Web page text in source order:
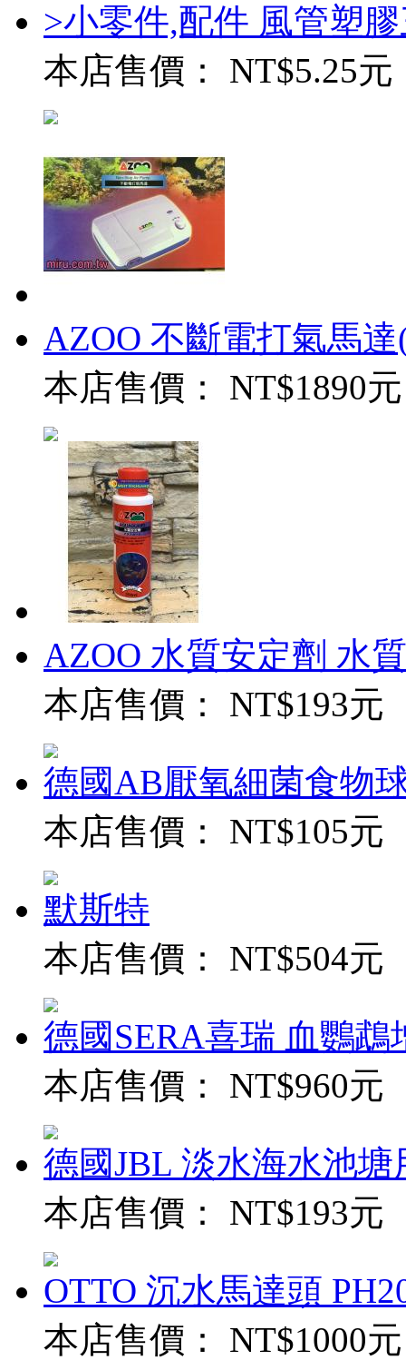
>小零件,配件 風管塑
本店售價： NT$5.25元
AZOO 不斷電打氣馬
本店售價： NT$1890元
AZOO 水質安定劑 水
本店售價： NT$193元
德國AB厭氧細菌食物
本店售價： NT$105元
默斯特
本店售價： NT$504元
德國SERA喜瑞 血鸚
本店售價： NT$960元
德國JBL 淡水海水池
本店售價： NT$193元
OTTO 沉水馬達頭
本店售價： NT$1000元